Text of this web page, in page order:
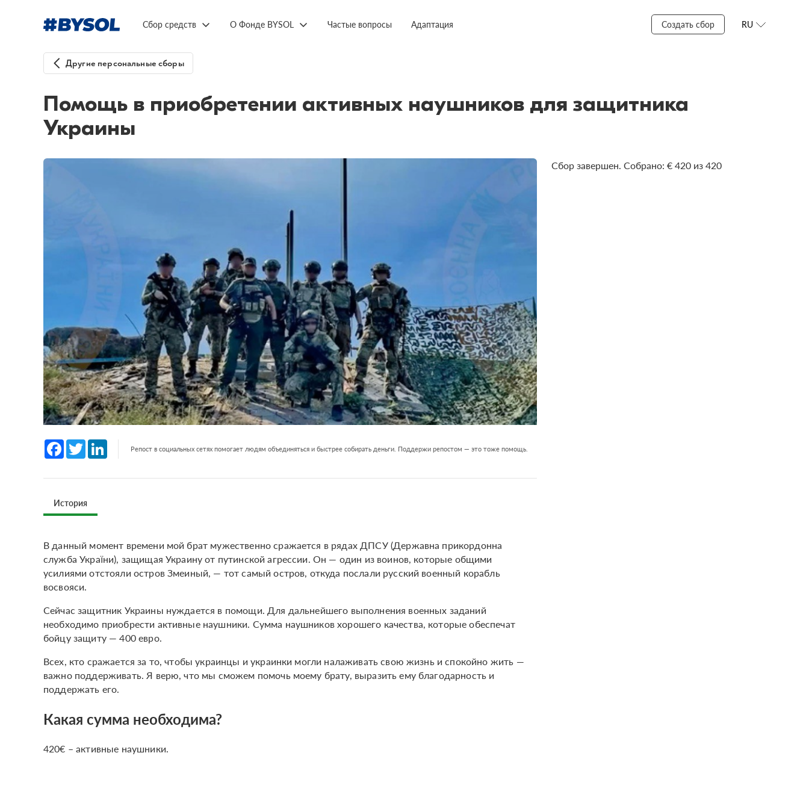
Сбор средств О Фонде BYSOL Частые вопросы Адаптация Создать сбор RU
Другие персональные сборы
Помощь в приобретении активных наушников для защитника
Украины
Facebook
Twitter LinkedInРепост в социальных сетях помогает людям объединяться и быстрее собирать деньги. Поддержи репостом — это тоже помощь.
История
В данный момент времени мой брат мужественно сражается в рядах ДПСУ (Державна прикордонна
служба України), защищая Украину от путинской агрессии. Он — один из воинов, которые общими
усилиями отстояли остров Змеиный, — тот самый остров, откуда послали русский военный корабль
восвояси.
Сейчас защитник Украины нуждается в помощи. Для дальнейшего выполнения военных заданий
необходимо приобрести активные наушники. Сумма наушников хорошего качества, которые обеспечат
бойцу защиту — 400 евро.
Всех, кто сражается за то, чтобы украинцы и украинки могли налаживать свою жизнь и спокойно жить —
важно поддерживать. Я верю, что мы сможем помочь моему брату, выразить ему благодарность и
поддержать его.
Какая сумма необходима?
420€ – активные наушники.
Сбор завершен. Собрано: € 420 из 420